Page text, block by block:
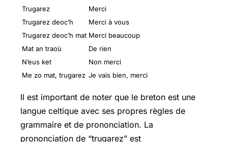
Trugarez
Merci
Trugarez deoc’h
Merci à vous
Trugarez deoc’h mat Merci beaucoup
Mat an traoù
De rien
N’eus ket
Non merci
Me zo mat, trugarez Je vais bien, merci
Il est important de noter que le breton est une
langue celtique avec ses propres règles de
grammaire et de prononciation. La
prononciation de “trugarez” est